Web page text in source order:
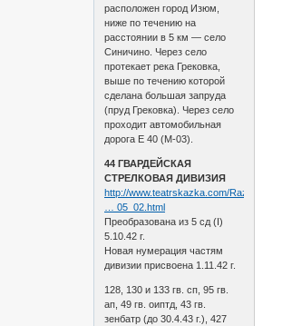
расположен город Изюм,
ниже по течению на
расстоянии в 5 км — село
Синичино. Через село
протекает река Грековка,
выше по течению которой
сделана большая запруда
(пруд Грековка). Через село
проходит автомобильная
дорога E 40 (М-03).
44 ГВАРДЕЙСКАЯ
СТРЕЛКОВАЯ ДИВИЗИЯ
http://www.teatrskazka.com/Raznoe/
… 05_02.html
Преобразована из 5 сд (I)
5.10.42 г.
Новая нумерация частям
дивизии присвоена 1.11.42 г.
128, 130 и 133 гв. сп, 95 гв.
ап, 49 гв. оиптд, 43 гв.
зенбатр (до 30.4.43 г.), 427